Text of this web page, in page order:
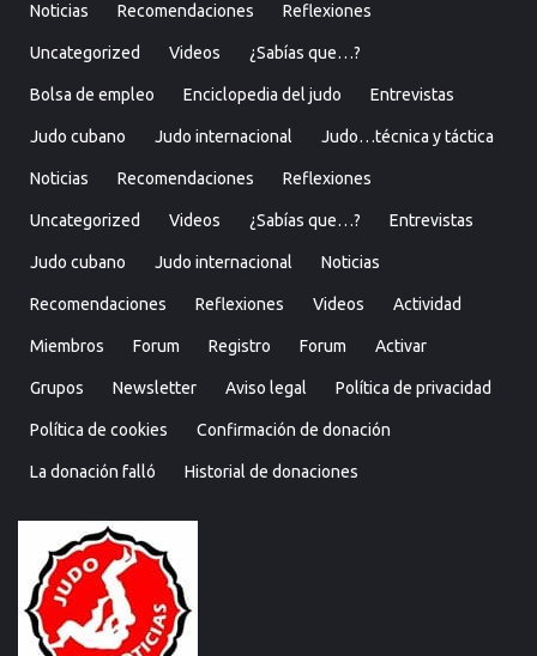
Noticias Recomendaciones Reflexiones
Uncategorized Videos ¿Sabías que…?
Bolsa de empleo Enciclopedia del judo Entrevistas
Judo cubano Judo internacional Judo…técnica y táctica
Noticias Recomendaciones Reflexiones
Uncategorized Videos ¿Sabías que…? Entrevistas
Judo cubano Judo internacional Noticias
Recomendaciones Reflexiones Videos Actividad
Miembros Forum Registro Forum Activar
Grupos Newsletter Aviso legal Política de privacidad
Política de cookies Confirmación de donación
La donación falló Historial de donaciones